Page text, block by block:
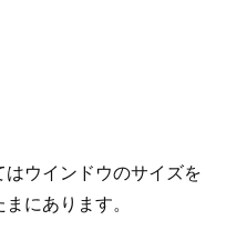
ウインドウのサイズを
にあります。